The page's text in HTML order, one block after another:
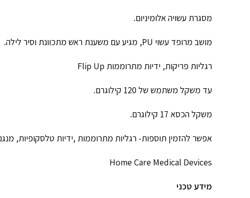
מסגרת עשויה אלומיניום.
מושב מרופד עשוי PU, מגיע עם משענת ראש מתכוונת וסיר לילה.
רגליות פריקות, ידיות מתרוממות Flip Up
עד משקל משתמש של 120 קילוגרם.
משקל הכסא 17 קילוגרם.
אפשר להזמין תוספות- רגליות מתרוממות ,ידיות טלסקופיות,
Home Care Medical Devices
מידע טכני